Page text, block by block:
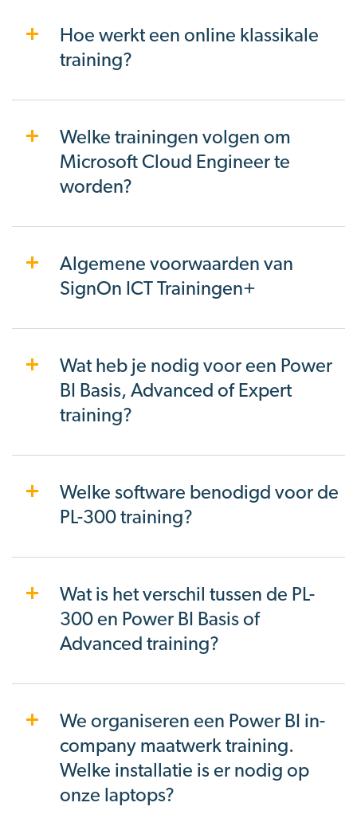
Hoe werkt een online klassikale
training?
Welke trainingen volgen om
Microsoft Cloud Engineer te
worden?
Algemene voorwaarden van
SignOn ICT Trainingen+
Wat heb je nodig voor een Power
BI Basis, Advanced of Expert
training?
Welke software benodigd voor de
PL-300 training?
Wat is het verschil tussen de PL-
300 en Power BI Basis of
Advanced training?
We organiseren een Power BI in-
company maatwerk training.
Welke installatie is er nodig op
onze laptops?